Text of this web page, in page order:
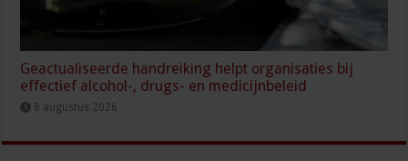
Geactualiseerde handreiking helpt organisaties bij
effectief alcohol-, drugs- en medicijnbeleid
8 augustus 2026